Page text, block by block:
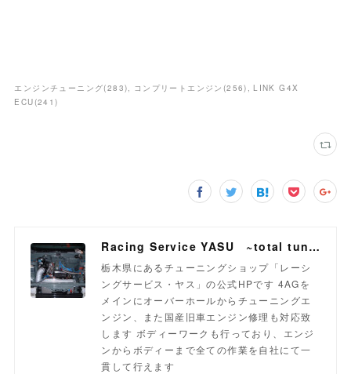
エンジンチューニング(283) コンプリートエンジン (256)
LINK G4X
ECU(241)
Racing Service YASU ~total tuning proshop~
栃木県にあるチューニングショップ「レーシ
ングサービス・ヤス」の公式HPです 4AGを
メインにオーバーホールからチューニングエ
ンジン、また国産旧車エンジン修理も対応致
します ボディーワークも行っており、エンジ
ンからボディーまで全ての作業を自社にて一
貫して行えます